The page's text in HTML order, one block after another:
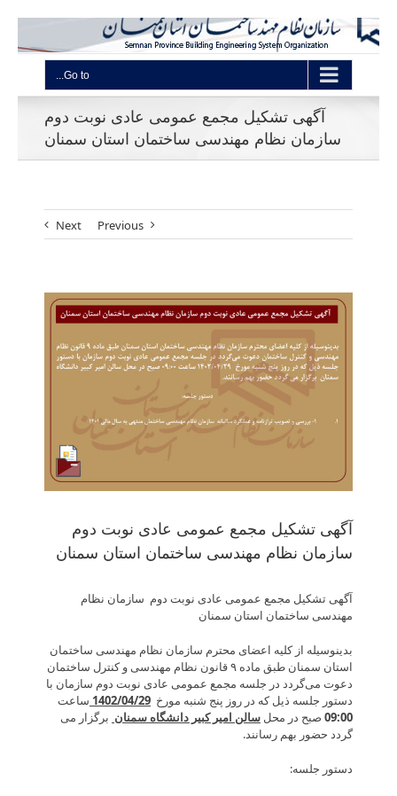
Go to...
آگهی تشکیل مجمع عمومی عادی نوبت دوم
سازمان نظام مهندسی ساختمان استان سمنان
Previous
Next
View
Larger
آگهی تشکیل مجمع عمومی عادی نوبت دوم
سازمان نظام مهندسی ساختمان استان سمنان
آگهی تشکیل مجمع عمومی عادی نوبت دوم سازمان نظام
مهندسی ساختمان استان سمنان
بدینوسیله از کلیه اعضای محترم سازمان نظام مهندسی ساختمان
استان سمنان طبق ماده ۹ قانون نظام مهندسی و کنترل ساختمان
دعوت می‌گردد در جلسه مجمع عمومی عادی نوبت دوم سازمان با
دستور جلسه ذیل که در روز پنج شنبه مورخ 1402/04/29 ساعت
09:00 صبح در محل سالن امیر کبیر دانشگاه سمنان برگزار می
گردد حضور بهم رسانند.
دستور جلسه: